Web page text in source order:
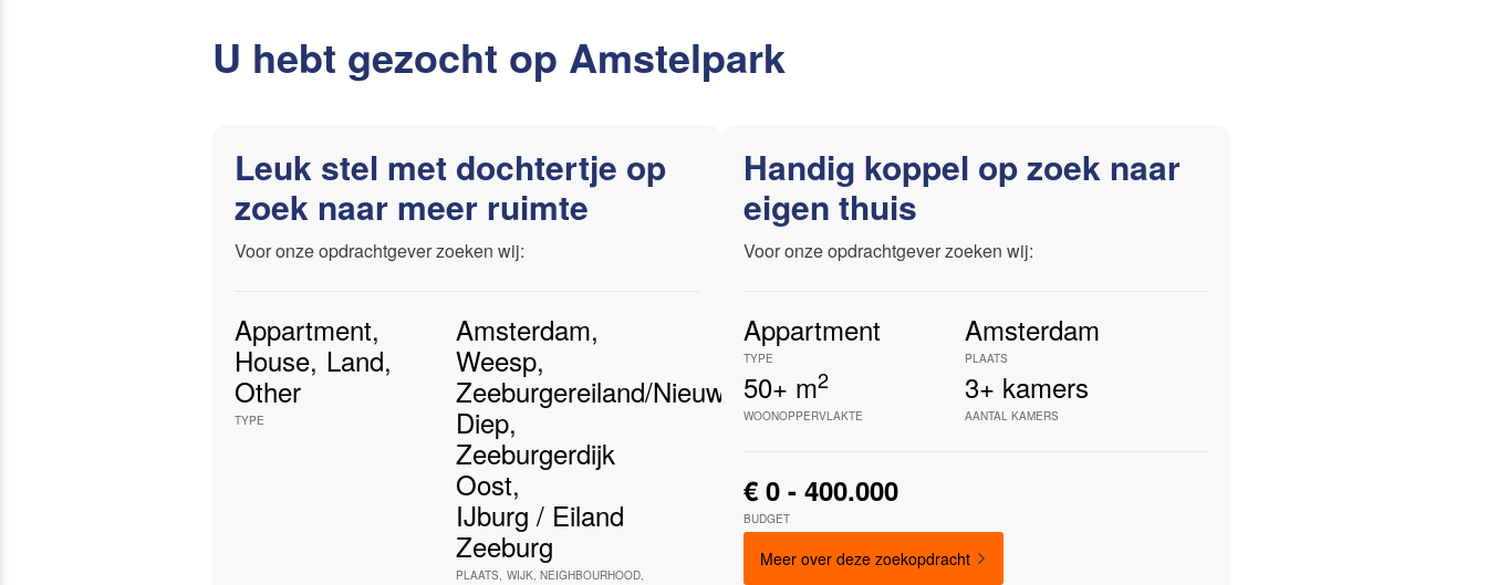
U hebt gezocht op Amstelpark
Leuk stel met dochtertje op
zoek naar meer ruimte
Voor onze opdrachtgever zoeken wij:
Appartment,
House, Land,
Other
TYPE
Amsterdam,
Weesp,
Zeeburgereiland/Nieuwe
Diep,
Zeeburgerdijk
Oost,
IJburg / Eiland
Zeeburg
PLAATS, WIJK, NEIGHBOURHOOD,
Handig koppel op zoek naar
eigen thuis
Voor onze opdrachtgever zoeken wij:
Appartment
TYPE
Amsterdam
PLAATS
50+ m2
WOONOPPERVLAKTE
3+ kamers
AANTAL KAMERS
€ 0 - 400.000
BUDGET
Meer over deze zoekopdracht